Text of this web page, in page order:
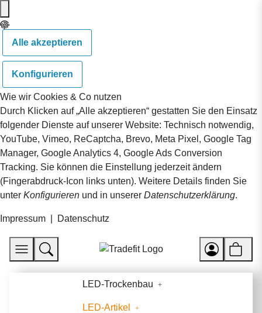
Alle akzeptieren
Konfigurieren
Wie wir Cookies & Co nutzen
Durch Klicken auf „Alle akzeptieren“ gestatten Sie den Einsatz
folgender Dienste auf unserer Website: Technisch notwendig,
YouTube, Vimeo, ReCaptcha, Brevo, Meta Pixel, Google Tag
Manager, Google Analytics 4, Google Ads Conversion
Tracking. Sie können die Einstellung jederzeit ändern
(Fingerabdruck-Icon links unten). Weitere Details finden Sie
unter Konfigurieren und in unserer Datenschutzerklärung.
Impressum Datenschutz
LED-Trockenbau
LED-Artikel